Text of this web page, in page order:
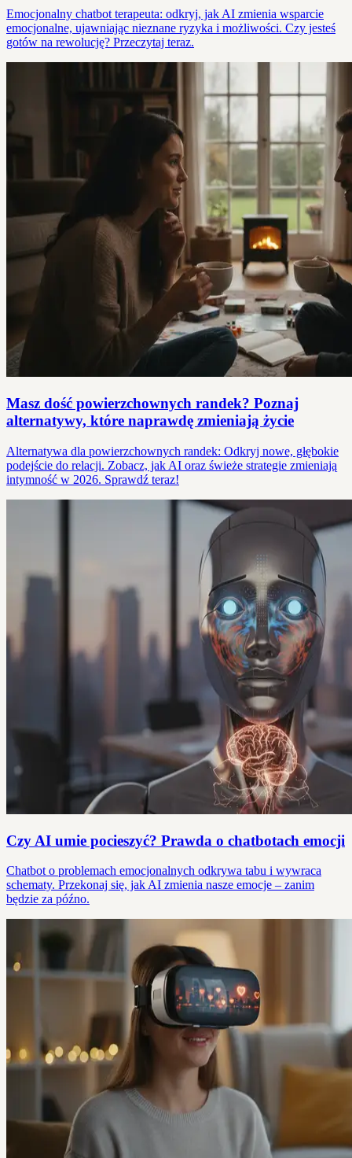
Emocjonalny chatbot terapeuta: odkryj, jak AI zmienia wsparcie
emocjonalne, ujawniając nieznane ryzyka i możliwości. Czy jesteś
gotów na rewolucję? Przeczytaj teraz.
Masz dość powierzchownych randek? Poznaj
alternatywy, które naprawdę zmieniają życie
Alternatywa dla powierzchownych randek: Odkryj nowe, głębokie
podejście do relacji. Zobacz, jak AI oraz świeże strategie zmieniają
intymność w 2026. Sprawdź teraz!
Czy AI umie pocieszyć? Prawda o chatbotach emocji
Chatbot o problemach emocjonalnych odkrywa tabu i wywraca
schematy. Przekonaj się, jak AI zmienia nasze emocje – zanim
będzie za późno.